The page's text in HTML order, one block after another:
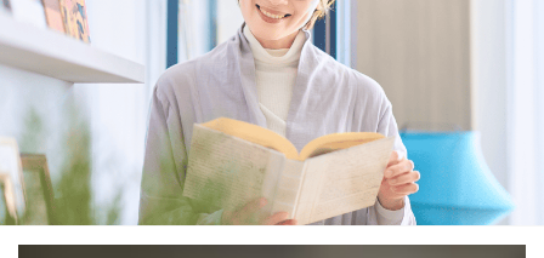
場合であって、本人の同意を得ることが困難であると
公衆衛生の向上または児童の健全な育成の推進のため
に特に必要がある場合であって、本人の同意を得るこ
とが困難である場合。
国の機関もしくは地方公共団体またはその委託を受け
た者が法令の定める事務を遂行することに対して協力
する必要がある場合であって、本人の同意を得ること
により当該事務の遂行に支障を及ぼすおそれがあると
き。
上記２．の利用目的を実施するために守秘義務を結ん